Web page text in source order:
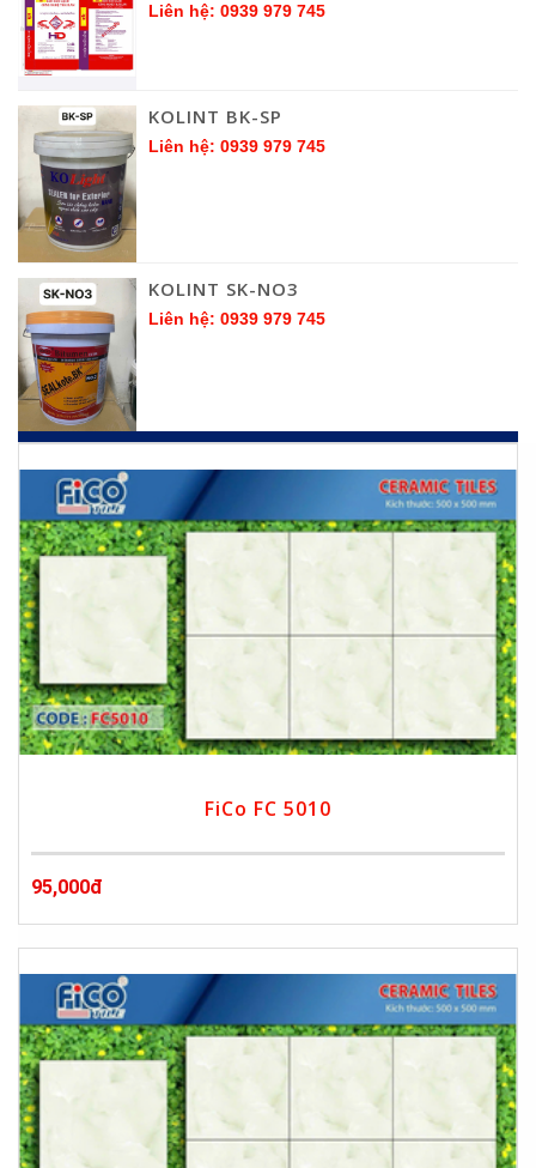
Liên hệ: 0939 979 745
KOLINT BK-SP
Liên hệ: 0939 979 745
KOLINT SK-NO3
Liên hệ: 0939 979 745
FiCo FC 5010
95,000đ